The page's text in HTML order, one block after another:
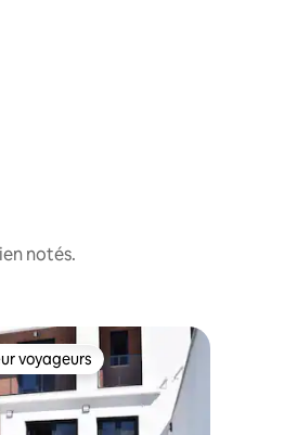
notés.
voyageurs
voyageurs